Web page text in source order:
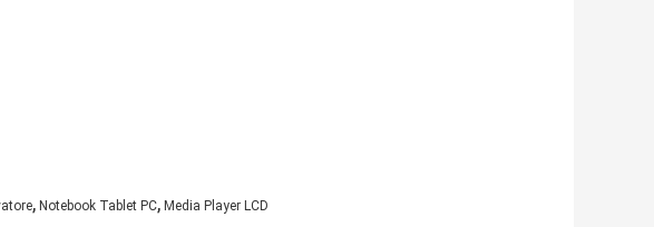
, Notebook Tablet PC, Media Player LCD